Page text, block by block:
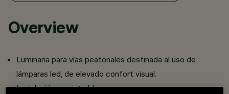
Overview
Luminaria para vías peatonales destinada al uso de
lámparas led, de elevado confort visual.
Instalación empotrable.